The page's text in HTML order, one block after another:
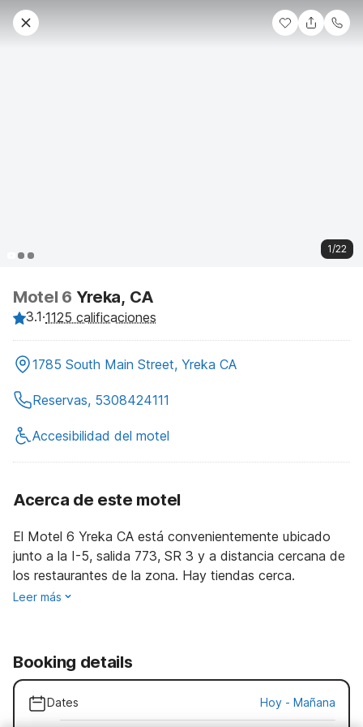
1/22
Motel 6 Yreka, CA
3.1·1125 calificaciones
1785 South Main Street, Yreka CA
Reservas, 5308424111
Accesibilidad del motel
Acerca de este motel
El Motel 6 Yreka CA está convenientemente ubicado
junto a la I-5, salida 773, SR 3 y a distancia cercana de
los restaurantes de la zona. Hay tiendas cerca.
Leer más
Booking details
Dates Hoy - Mañana